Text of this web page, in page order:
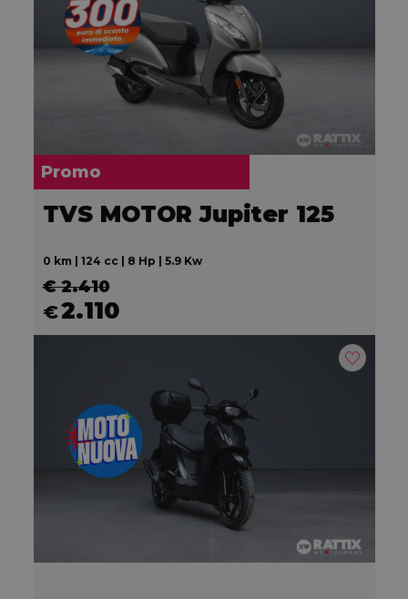
Promo
TVS MOTOR Jupiter 125
0 km | 124 cc | 8 Hp | 5.9 Kw
€ 2.410
€2.110